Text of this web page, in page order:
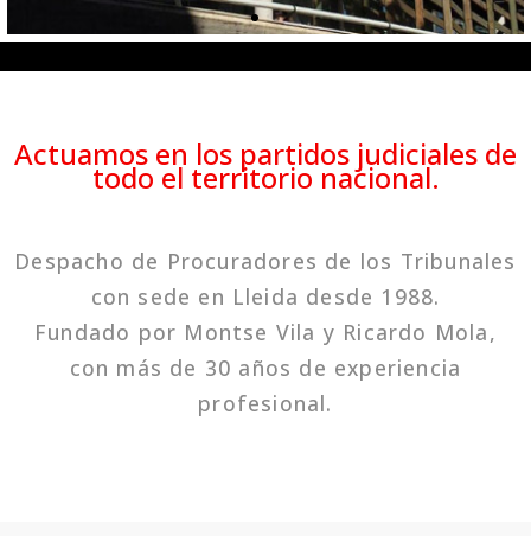
Actuamos en los partidos judiciales de
todo el territorio nacional.
Despacho de Procuradores de los Tribunales
con sede en Lleida desde 1988.
Fundado por Montse Vila y Ricardo Mola,
con más de 30 años de experiencia
profesional.